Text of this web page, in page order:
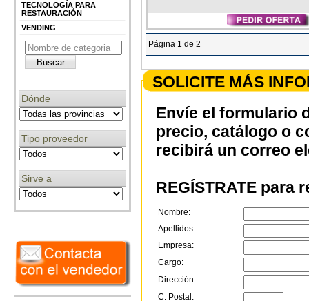
TECNOLOGÍA PARA
RESTAURACIÓN
VENDING
Dónde
Tipo proveedor
Sirve a
Página 1 de 2
SOLICITE MÁS
Envíe el formulario
precio, catálogo o
recibirá un correo
REGÍSTRATE para
Nombre:
Apellidos:
Empresa:
Cargo:
Dirección:
C. Postal: